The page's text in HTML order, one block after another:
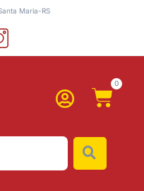
Maria-RS
0